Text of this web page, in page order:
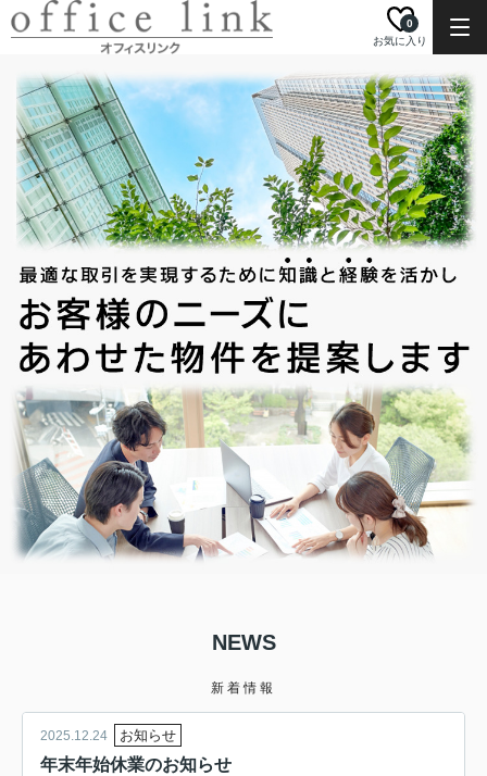
お気に入り
0
NEWS
新着情報
2025.12.24 お知らせ
年末年始休業のお知らせ